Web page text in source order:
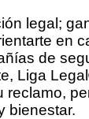
legal;
en
de
Liga
reclamo,
bienestar.